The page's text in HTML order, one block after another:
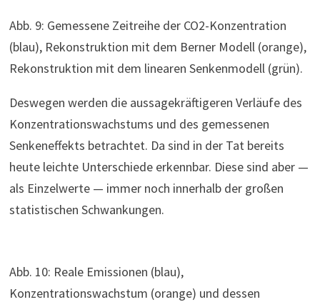
Abb. 9: Gemessene Zeitreihe der CO2-Konzentration
(blau), Rekonstruktion mit dem Berner Modell (orange),
Rekonstruktion mit dem linearen Senkenmodell (grün).
Deswegen werden die aussagekräftigeren Verläufe des
Konzentrationswachstums und des gemessenen
Senkeneffekts betrachtet. Da sind in der Tat bereits
heute leichte Unterschiede erkennbar. Diese sind aber —
als Einzelwerte — immer noch innerhalb der großen
statistischen Schwankungen.
Abb. 10: Reale Emissionen (blau),
Konzentrationswachstum (orange) und dessen